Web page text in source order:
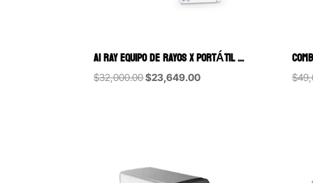
AI RAY EQUIPO DE RAYOS X PORTÁTIL WOODPECKER
$32,000.00Original
$23,649.00Current
$